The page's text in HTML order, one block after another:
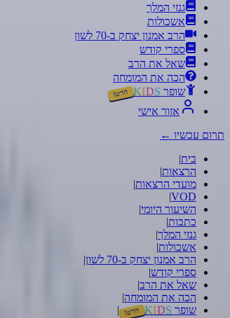
גנזי המלך
אשכולות
הרב אמנון יצחק ב-70 לשון
ספרי קודש
שאל את הרב
הכה את המומחה
שופר
KIDS חדש!
אזור אישי
תרום עכשיו ←
בית|
הרצאות|
מועדי הרצאות|
VOD
|
השיעור היומי|
כתבות|
גנזי המלך|
אשכולות|
הרב אמנון יצחק ב-70 לשון
|
ספרי קודש|
שאל את הרב|
הכה את המומחה|
שופר
KIDS חדש! |